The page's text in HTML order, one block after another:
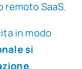
SaaS.
in modo
si